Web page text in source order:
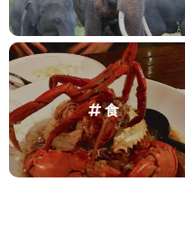
食